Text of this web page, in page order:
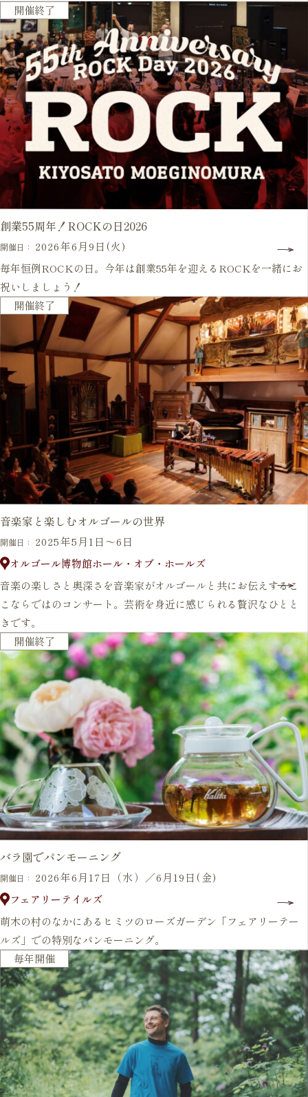
毎年開催
開催終了
創業55周年！ROCKの日2026
開催日： 2026年6月9日(火)
毎年恒例ROCKの日。今年は創業55年を迎えるROCKを一緒にお
祝いしましょう！
毎年開催
開催終了
音楽家と楽しむオルゴールの世界
開催日： 2025年5月1日～6日
オルゴール博物館ホール・オブ・ホールズ
音楽の楽しさと奥深さを音楽家がオルゴールと共にお伝えするこ
こならではのコンサート。芸術を身近に感じられる贅沢なひとと
きです。
毎年開催
開催終了
バラ園でパンモーニング
開催日： 2026年6月17日（水）／6月19日(金)
フェアリーテイルズ
萌木の村のなかにあるヒミツのローズガーデン「フェアリーテー
ルズ」での特別なパンモーニング。
開催終了
毎年開催